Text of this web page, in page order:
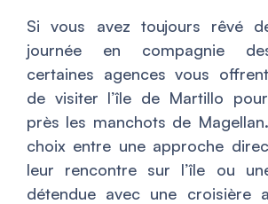
Si vous avez toujours rêvé
journée en compagnie
certaines agences vous
de visiter l’île de Martillo
près les manchots de
choix entre une approche
leur rencontre sur l’île ou
détendue avec une croisière